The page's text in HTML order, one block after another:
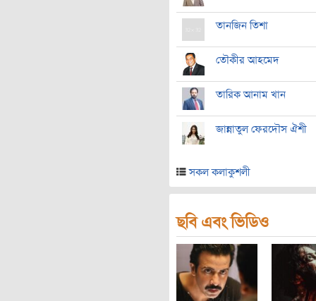
তানজিন তিশা
তৌকীর আহমেদ
তারিক আনাম খান
জান্নাতুল ফেরদৌস ঐশী
সকল কলাকুশলী
ছবি এবং ভিডিও